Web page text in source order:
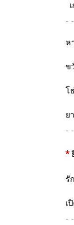
ห
ข
โ
ย
*
รั
เ